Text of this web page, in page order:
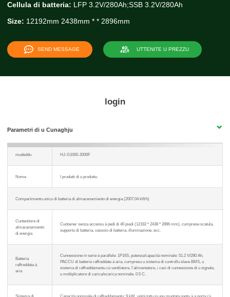
Cellula di batteria: LFP 3.2V/280Ah;SSB 3.2V/280Ah
Size: 12192mm 2438mm * * 2896mm
SEND MESSAGE UTTENITE U PREZZU
login
Parametri di u Cunaghju
mudeddu HJ-G1000-2000F
Nome I prudutti di u produttu
Compartimentu unicu di batteria di almacenamiento di energia (2007.04 kWh)
Cuntenitore di
almacenamiento
di energia
Cuntainer senza accessu à pedi di 40 piedi (12192 * 2438 * 2896 mm), cumprese scatula,
supportu di batteria, vassoio di batteria, illuminazione, ecc.
Batteria
raffreddata à
aria
Cunnessione in serie è parallele: 1P16S, putenza/capacità nominale: 51.2 V/280 Ah,
PACCU di batterie raffreddate à aria, cumpresu u sistema di cuntrollu slave BMS, u
sistema di raffreddamentu cù ventilatore, l'alimentatore, i cavi di cunnessione di u signale,
u moltiplicatore di carica/scarica nominale, 0.5 C.